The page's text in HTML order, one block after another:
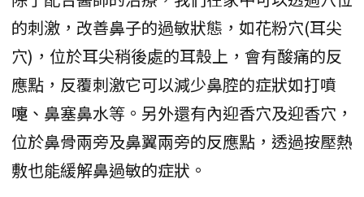
的刺激，改善鼻子的過敏狀態，如花粉穴(耳尖
穴)，位於耳尖稍後處的耳殼上，會有酸痛的反
應點，反覆刺激它可以減少鼻腔的症狀如打噴
嚏、鼻塞鼻水等。另外還有內迎香穴及迎香穴，
位於鼻骨兩旁及鼻翼兩旁的反應點，透過按壓熱
敷也能緩解鼻過敏的症狀。